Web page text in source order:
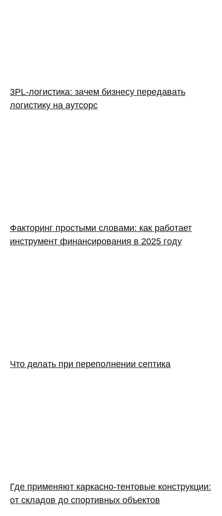
3PL‑логистика: зачем бизнесу передавать
логистику на аутсорс
Факторинг простыми словами: как работает
инструмент финансирования в 2025 году
Что делать при переполнении септика
Где применяют каркасно‑тентовые конструкции:
от складов до спортивных объектов